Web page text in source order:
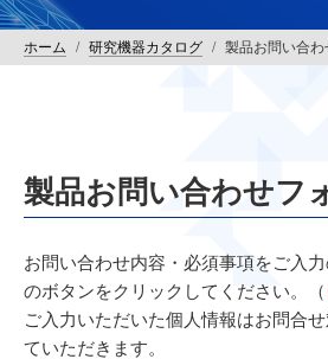
ホーム / 研究機器カタログ / 製品お問い合わ
製品お問い合わせフ
お問い合わせ内容・必須事項をご入力
のボタンをクリックしてください。（
ご入力いただいた個人情報はお問合
ていただきます。